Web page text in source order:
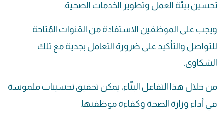
تحسين بيئة العمل وتطوير الخدمات الصحية.
ويجب على الموظفين الاستفادة من القنوات المُتاحة
للتواصل والتأكيد على ضرورة التعامل بجدية مع تلك
الشكاوى.
من خلال هذا التفاعل البنّاء، يمكن تحقيق تحسينات ملموسة
في أداء وزارة الصحة وكفاءة موظفيها.